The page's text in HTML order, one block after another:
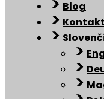
Blog
Kontakt